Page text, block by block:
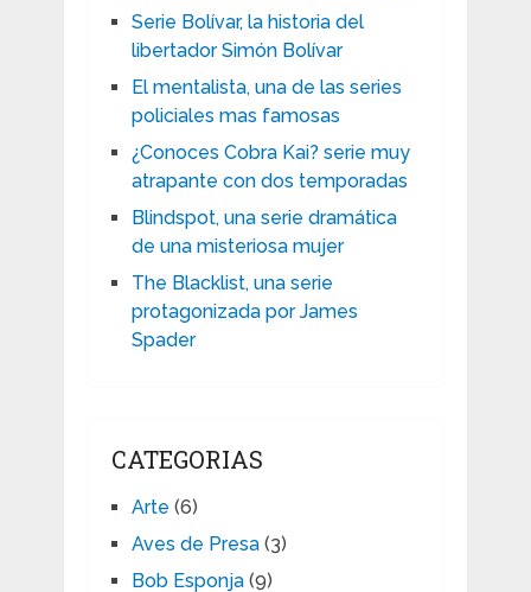
Serie Bolívar, la historia del
libertador Simón Bolívar
El mentalista, una de las series
policiales mas famosas
¿Conoces Cobra Kai? serie muy
atrapante con dos temporadas
Blindspot, una serie dramática
de una misteriosa mujer
The Blacklist, una serie
protagonizada por James
Spader
CATEGORIAS
Arte (6)
Aves de Presa(3)
Bob Esponja(9)